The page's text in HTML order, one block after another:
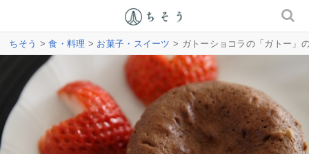
ちそう >食・料理 > お菓子・スイーツ > ガトーショコラの「ガトー」